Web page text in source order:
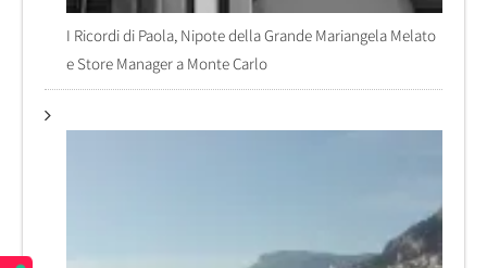
I Ricordi di Paola, Nipote della Grande Mariangela Melato
e Store Manager a Monte Carlo